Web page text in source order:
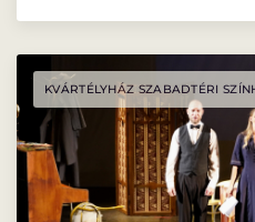
KVÁRTÉLYHÁZ SZABADTÉRI